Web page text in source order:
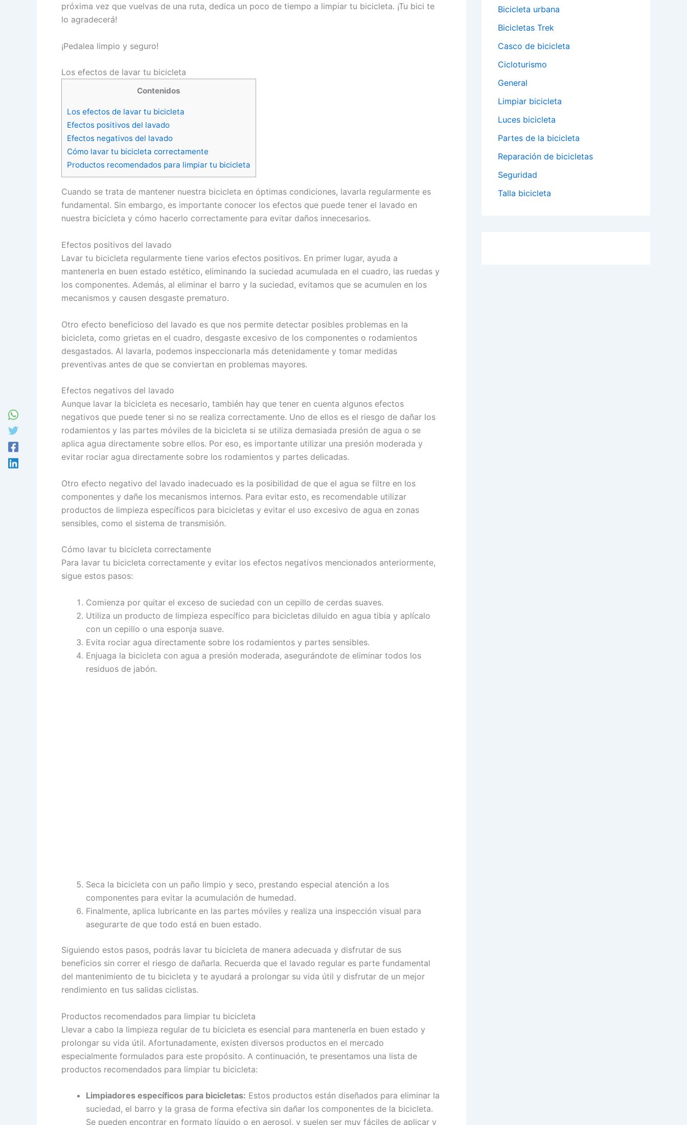
próxima vez que vuelvas de una ruta, dedica un poco de tiempo a limpiar tu bicicleta. ¡Tu bici te
lo agradecerá!
¡Pedalea limpio y seguro!
Los efectos de lavar tu bicicleta
Contenidos
Los efectos de lavar tu bicicleta
Efectos positivos del lavado
Efectos negativos del lavado
Cómo lavar tu bicicleta correctamente
Productos recomendados para limpiar tu bicicleta
Cuando se trata de mantener nuestra bicicleta en óptimas condiciones, lavarla regularmente es
fundamental. Sin embargo, es importante conocer los efectos que puede tener el lavado en
nuestra bicicleta y cómo hacerlo correctamente para evitar daños innecesarios.
Efectos positivos del lavado
Lavar tu bicicleta regularmente tiene varios efectos positivos. En primer lugar, ayuda a
mantenerla en buen estado estético, eliminando la suciedad acumulada en el cuadro, las ruedas y
los componentes. Además, al eliminar el barro y la suciedad, evitamos que se acumulen en los
mecanismos y causen desgaste prematuro.
Otro efecto beneficioso del lavado es que nos permite detectar posibles problemas en la
bicicleta, como grietas en el cuadro, desgaste excesivo de los componentes o rodamientos
desgastados. Al lavarla, podemos inspeccionarla más detenidamente y tomar medidas
preventivas antes de que se conviertan en problemas mayores.
Efectos negativos del lavado
Aunque lavar la bicicleta es necesario, también hay que tener en cuenta algunos efectos
negativos que puede tener si no se realiza correctamente. Uno de ellos es el riesgo de dañar los
rodamientos y las partes móviles de la bicicleta si se utiliza demasiada presión de agua o se
aplica agua directamente sobre ellos. Por eso, es importante utilizar una presión moderada y
evitar rociar agua directamente sobre los rodamientos y partes delicadas.
Otro efecto negativo del lavado inadecuado es la posibilidad de que el agua se filtre en los
componentes y dañe los mecanismos internos. Para evitar esto, es recomendable utilizar
productos de limpieza específicos para bicicletas y evitar el uso excesivo de agua en zonas
sensibles, como el sistema de transmisión.
Cómo lavar tu bicicleta correctamente
Para lavar tu bicicleta correctamente y evitar los efectos negativos mencionados anteriormente,
sigue estos pasos:
Comienza por quitar el exceso de suciedad con un cepillo de cerdas suaves.
Utiliza un producto de limpieza específico para bicicletas diluido en agua tibia y aplícalo
con un cepillo o una esponja suave.
Evita rociar agua directamente sobre los rodamientos y partes sensibles.
Enjuaga la bicicleta con agua a presión moderada, asegurándote de eliminar todos los
residuos de jabón.
Seca la bicicleta con un paño limpio y seco, prestando especial atención a los
componentes para evitar la acumulación de humedad.
Finalmente, aplica lubricante en las partes móviles y realiza una inspección visual para
asegurarte de que todo está en buen estado.
Siguiendo estos pasos, podrás lavar tu bicicleta de manera adecuada y disfrutar de sus
beneficios sin correr el riesgo de dañarla. Recuerda que el lavado regular es parte fundamental
del mantenimiento de tu bicicleta y te ayudará a prolongar su vida útil y disfrutar de un mejor
rendimiento en tus salidas ciclistas.
Productos recomendados para limpiar tu bicicleta
Llevar a cabo la limpieza regular de tu bicicleta es esencial para mantenerla en buen estado y
prolongar su vida útil. Afortunadamente, existen diversos productos en el mercado
especialmente formulados para este propósito. A continuación, te presentamos una lista de
productos recomendados para limpiar tu bicicleta:
Limpiadores específicos para bicicletas: Estos productos están diseñados para eliminar la
suciedad, el barro y la grasa de forma efectiva sin dañar los componentes de la bicicleta.
Se pueden encontrar en formato líquido o en aerosol, y suelen ser muy fáciles de aplicar y
Bicicleta urbana
Bicicletas Trek
Casco de bicicleta
Cicloturismo
General
Limpiar bicicleta
Luces bicicleta
Partes de la bicicleta
Reparación de bicicletas
Seguridad
Talla bicicleta